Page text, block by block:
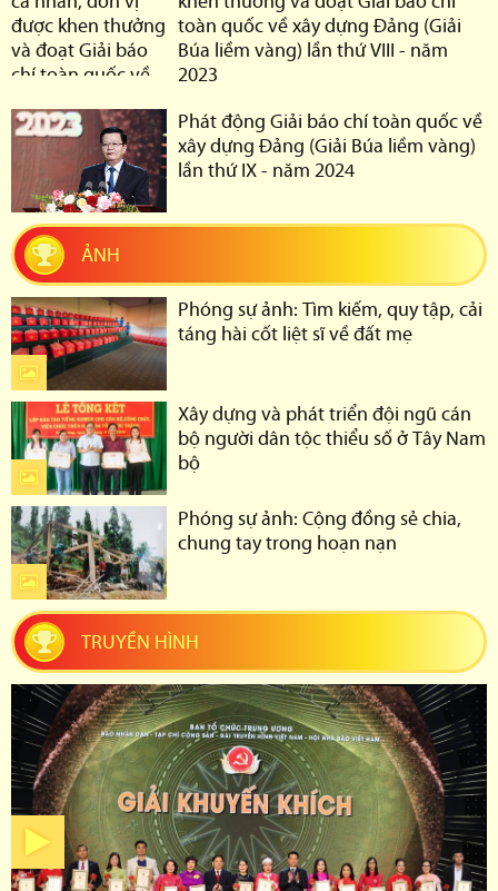
toàn quốc về xây dựng Đảng (Giải
Búa liềm vàng) lần thứ VIII - năm
2023
Phát động Giải báo chí toàn quốc về
xây dựng Đảng (Giải Búa liềm vàng)
lần thứ IX - năm 2024
ẢNH
Phóng sự ảnh: Tìm kiếm, quy tập, cải
táng hài cốt liệt sĩ về đất mẹ
Xây dựng và phát triển đội ngũ cán
bộ người dân tộc thiểu số ở Tây Nam
bộ
Phóng sự ảnh: Cộng đồng sẻ chia,
chung tay trong hoạn nạn
TRUYỀN HÌNH